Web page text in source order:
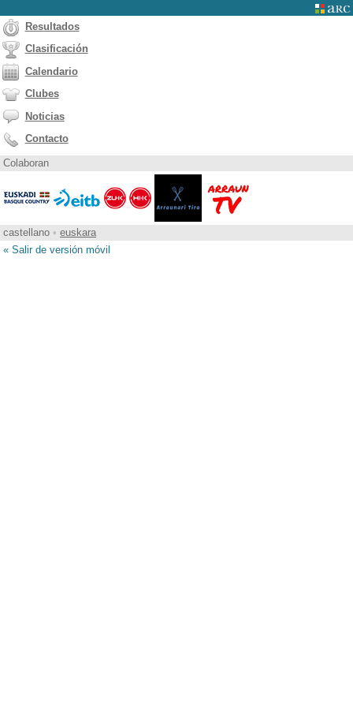
Resultados
Clasificación
Calendario
Clubes
Noticias
Contacto
Colaboran
castellano • euskara
« Salir de versión móvil